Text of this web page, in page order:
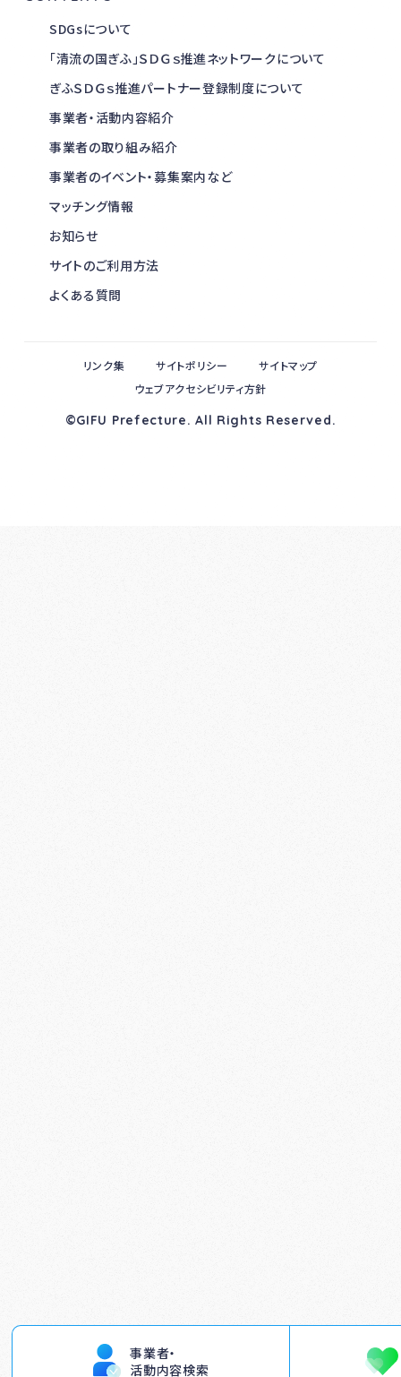
事業者・
活動内容検索
SDGsについて
「清流の国ぎふ」ＳＤＧｓ推進ネットワークについて
ぎふＳＤＧｓ推進パートナー登録制度について
事業者・活動内容紹介
事業者の取り組み紹介
事業者のイベント・募集案内など
マッチング情報
お知らせ
サイトのご利用方法
よくある質問
©GIFU Prefecture. All Rights Reserved.
リンク集 サイトポリシー
サイトマップ
ウェブアクセシビリティ方針